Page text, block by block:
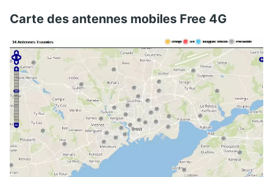
Carte des antennes mobiles Free 4G